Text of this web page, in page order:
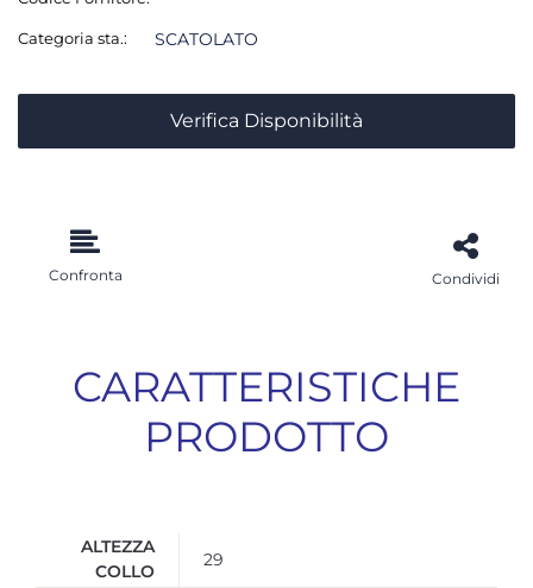
Categoria sta.: SCATOLATO
Verifica Disponibilità
Confronta Condividi
CARATTERISTICHE
PRODOTTO
ALTEZZA
COLLO
29